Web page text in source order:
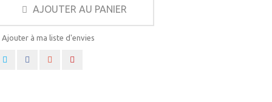
AJOUTER AU PANIER
Ajouter à ma liste d'envies